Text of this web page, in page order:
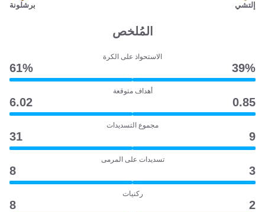
إلتشي برشلونة
المُلخص
الاستحواذ على الكرة
39‎%‎
61‎%‎
أهداف متوقعة
0.85
6.02
مجموع التسديدات
9
31
تسديدات على المرمى
3
8
ركنيات
2
8